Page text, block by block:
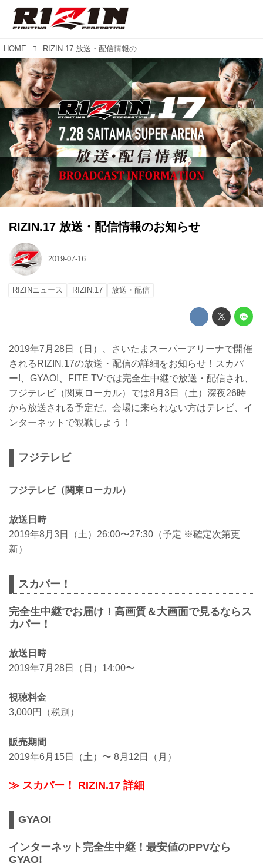
HOME RIZIN.17 放送・配信情報のお知らせ
RIZIN.17 放送・配信情報のお知らせ
2019-07-16
RIZINニュース RIZIN.17 放送・配信
2019年7月28日（日）、さいたまスーパーアリーナで開催
されるRIZIN.17の放送・配信の詳細をお知らせ！スカパ
ー!、GYAO!、FITE TVでは完全生中継で放送・配信され、
フジテレビ（関東ローカル）では8月3日（土）深夜26時
から放送される予定だ。会場に来られない方はテレビ、イ
ンターネットで観戦しよう！
フジテレビ
フジテレビ（関東ローカル）
放送日時
2019年8月3日（土）26:00〜27:30（予定 ※確定次第更
新）
スカパー！
完全生中継でお届け！高画質＆大画面で見るならス
カパー！
放送日時
2019年7月28日（日）14:00〜
視聴料金
3,000円（税別）
販売期間
2019年6月15日（土）〜 8月12日（月）
≫ スカパー！ RIZIN.17 詳細
GYAO!
インターネット完全生中継！最安値のPPVなら
GYAO!